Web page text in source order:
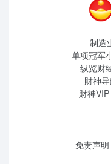
制造
单项冠军
纵览财
財神
財神VIP
免责声明